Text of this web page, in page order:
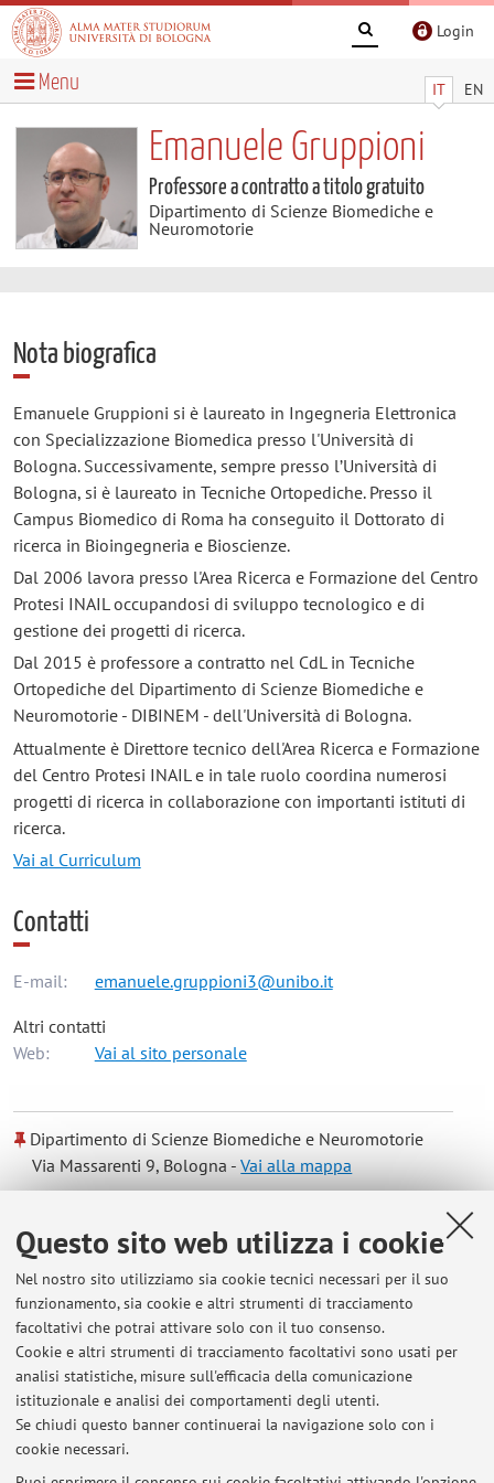
Questo sito web utilizza i cookie
Nel nostro sito utilizziamo sia cookie tecnici necessari per il suo
funzionamento, sia cookie e altri strumenti di tracciamento
facoltativi che potrai attivare solo con il tuo consenso.
Cookie e altri strumenti di tracciamento facoltativi sono usati per
analisi statistiche, misure sull'efficacia della comunicazione
istituzionale e analisi dei comportamenti degli utenti.
Se chiudi questo banner continuerai la navigazione solo con i
cookie necessari.
Login
IT EN
Menu
Emanuele Gruppioni
Professore a contratto a titolo gratuito
Dipartimento di Scienze Biomediche e
Neuromotorie
Nota biografica
Emanuele Gruppioni si è laureato in Ingegneria Elettronica
con Specializzazione Biomedica presso l'Università di
Bologna. Successivamente, sempre presso l’Università di
Bologna, si è laureato in Tecniche Ortopediche. Presso il
Campus Biomedico di Roma ha conseguito il Dottorato di
ricerca in Bioingegneria e Bioscienze.
Dal 2006 lavora presso l'Area Ricerca e Formazione del Centro
Protesi INAIL occupandosi di sviluppo tecnologico e di
gestione dei progetti di ricerca.
Dal 2015 è professore a contratto nel CdL in Tecniche
Ortopediche del Dipartimento di Scienze Biomediche e
Neuromotorie - DIBINEM - dell'Università di Bologna.
Attualmente è Direttore tecnico dell'Area Ricerca e Formazione
del Centro Protesi INAIL e in tale ruolo coordina numerosi
progetti di ricerca in collaborazione con importanti istituti di
ricerca.
Vai al Curriculum
Contatti
E-mail: emanuele.gruppioni3@unibo.it
Altri contatti
Web:
Vai al sito personale
Dipartimento di Scienze Biomediche e Neuromotorie
Via Massarenti 9, Bologna -Vai alla mappa
Orario di ricevimento
Martedì 9-11 su appuntamento
Ultimi avvisi
Al momento non sono presenti avvisi.